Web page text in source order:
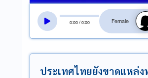
0:00/0:00
สลับเสี
ประเทศไทยยังขาดแหล่